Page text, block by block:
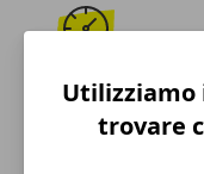
195 km/h
Velocità massima
Utilizziamo
trovare